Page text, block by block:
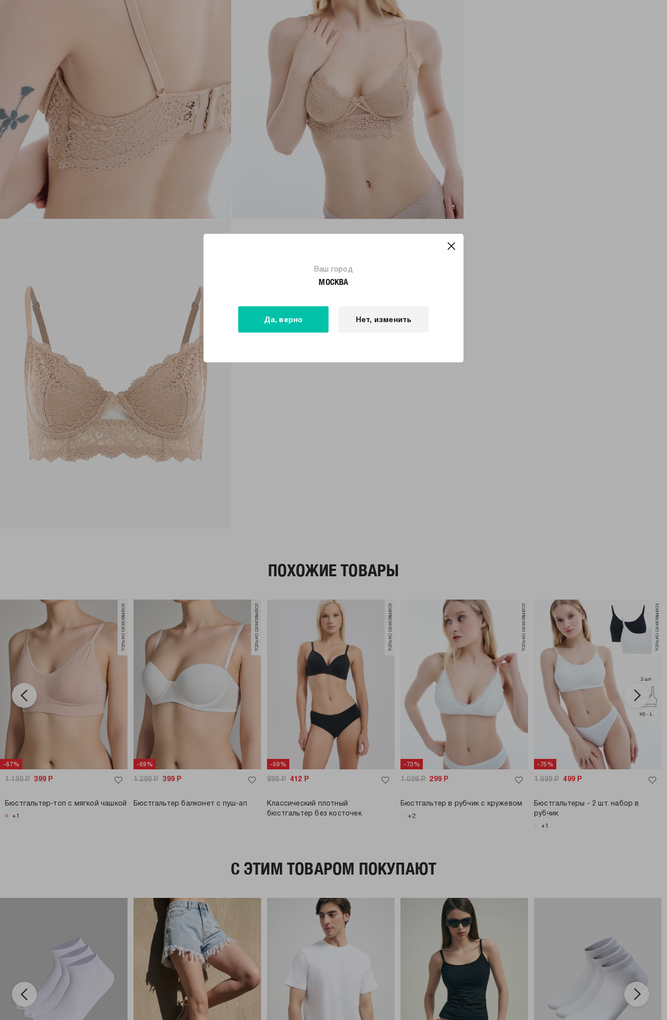
Ваш город
МОСКВА
Да, верно Нет, изменить
ПОХОЖИЕ ТОВАРЫ
-67%
только самовывоз
1 199Р 399 Р
Бюстгальтер-топ с мягкой чашкой
+1
-69%
только самовывоз
1 299Р 399 Р
Бюстгальтер балконет с пуш-ап
-59%
только самовывоз
999Р 412 Р
Классический плотный
бюстгальтер без косточек
-73%
только самовывоз
1 099Р 299 Р
Бюстгальтер в рубчик с кружевом
+2
-75%
только самовывоз
1 999Р 499 Р
Бюстгальтеры - 2 шт. набор в
рубчик
+1
C ЭТИМ ТОВАРОМ ПОКУПАЮТ